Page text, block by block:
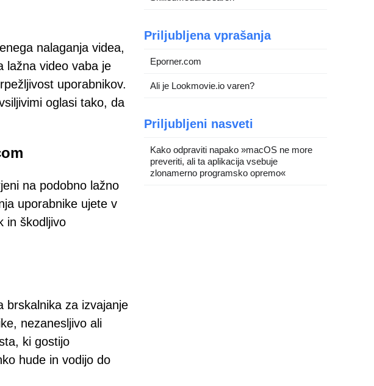
nalaganja videa,
lažna video vaba je
uporabnikov.
oglasi tako, da
na podobno lažno
uporabnike ujete v
in škodljivo
brskalnika za izvajanje
nezanesljivo ali
ki gostijo
hude in vodijo do
Priljubljena vprašanja
Eporner.com
Ali je Lookmovie.io varen?
Priljubljeni nasveti
Kako odpraviti napako »macOS ne more
preveriti, ali ta aplikacija vsebuje
zlonamerno programsko opremo«